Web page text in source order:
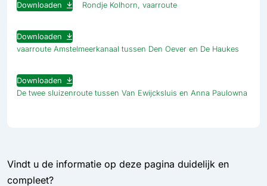
Rondje Kolhorn, vaarroute
Downloaden
vaarroute Amstelmeerkanaal tussen Den Oever en De Haukes
Downloaden
De twee sluizenroute tussen Van Ewijcksluis en Anna Paulowna
Downloaden
Vindt u de informatie op deze pagina duidelijk en
compleet?